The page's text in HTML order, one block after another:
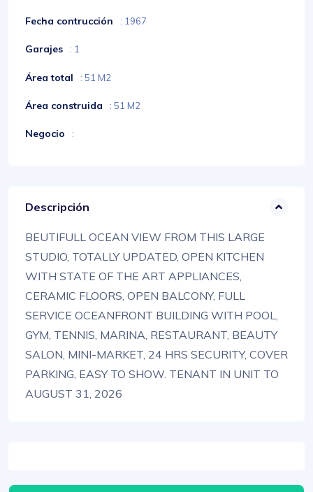
Fecha contrucción : 1967
Garajes : 1
Área total : 51 M2
Área construida : 51 M2
Negocio :
Descripción
BEUTIFULL OCEAN VIEW FROM THIS LARGE
STUDIO, TOTALLY UPDATED, OPEN KITCHEN
WITH STATE OF THE ART APPLIANCES,
CERAMIC FLOORS, OPEN BALCONY, FULL
SERVICE OCEANFRONT BUILDING WITH POOL,
GYM, TENNIS, MARINA, RESTAURANT, BEAUTY
SALON, MINI-MARKET, 24 HRS SECURITY, COVER
PARKING, EASY TO SHOW. TENANT IN UNIT TO
AUGUST 31, 2026